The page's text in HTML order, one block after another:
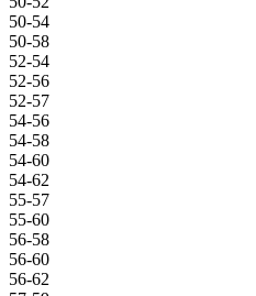
50-54
50-58
52-54
52-56
52-57
54-56
54-58
54-60
54-62
55-57
55-60
56-58
56-60
56-62